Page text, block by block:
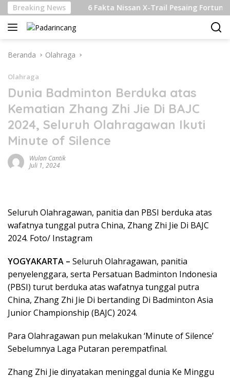
Langsung
ke
konten
Breaking News6 Fakta Nissan X-Trail Pesaing Fortuner dan
Beranda Olahraga
Olahraga
Dunia Badminton Berduka atas
Kematian Zhang Zhi Jie Di BAJC
2024, Seluruh Olahragawan Ikuti
Minute of Silence
Wulan Cantik
Juli 1, 2024
Seluruh Olahragawan, panitia dan PBSI berduka atas
wafatnya tunggal putra China, Zhang Zhi Jie Di BAJC
2024. Foto/ Instagram
YOGYAKARTA – Seluruh Olahragawan, panitia
penyelenggara, serta Persatuan Badminton Indonesia
(PBSI) turut berduka atas wafatnya tunggal putra
China, Zhang Zhi Jie Di bertanding Di Badminton Asia
Junior Championship (BAJC) 2024.
Para Olahragawan pun melakukan ‘Minute of Silence’
Sebelumnya Laga Putaran perempatfinal.
Zhang Zhi Jie dinyatakan meninggal dunia Ke Minggu